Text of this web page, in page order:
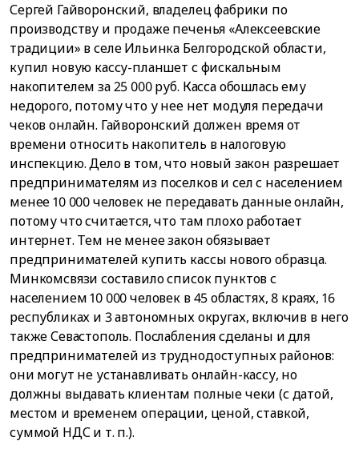
Сергей Гайворонский, владелец фабрики по
производству и продаже печенья «Алексеевские
традиции» в селе Ильинка Белгородской области,
купил новую кассу-планшет с фискальным
накопителем за 25 000 руб. Касса обошлась ему
недорого, потому что у нее нет модуля передачи
чеков онлайн. Гайворонский должен время от
времени относить накопитель в налоговую
инспекцию. Дело в том, что новый закон разрешает
предпринимателям из поселков и сел с населением
менее 10 000 человек не передавать данные онлайн,
потому что считается, что там плохо работает
интернет. Тем не менее закон обязывает
предпринимателей купить кассы нового образца.
Минкомсвязи составило список пунктов с
населением 10 000 человек в 45 областях, 8 краях, 16
республиках и 3 автономных округах, включив в него
также Севастополь. Послабления сделаны и для
предпринимателей из труднодоступных районов:
они могут не устанавливать онлайн-кассу, но
должны выдавать клиентам полные чеки (с датой,
местом и временем операции, ценой, ставкой,
суммой НДС и т. п.).